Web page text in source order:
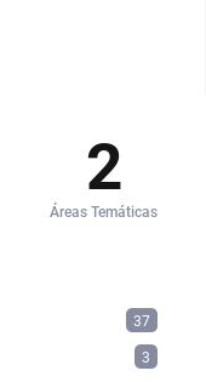
2
Áreas Temáticas
37
3